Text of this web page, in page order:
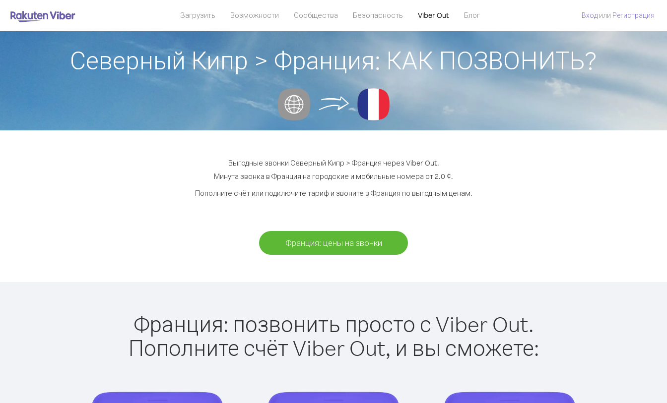
Загрузить Возможности Сообщества Безопасность Viber Out Блог Вход или Регистрация
Северный Кипр > Франция: КАК ПОЗВОНИТЬ?
Выгодные звонки Северный Кипр > Франция через Viber Out.
Минута звонка в Франция на городские и мобильные номера от 2.0 ¢.
Пополните счёт или подключите тариф и звоните в Франция по выгодным ценам.
Франция: цены на звонки
Франция: позвонить просто с Viber Out.
Пополните счёт Viber Out, и вы сможете: